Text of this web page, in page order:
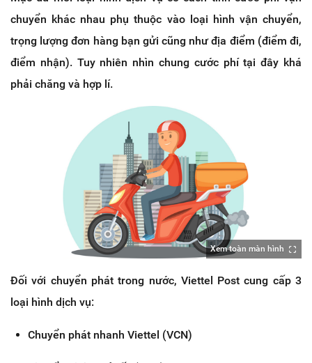
chuyển khác nhau phụ thuộc vào loại hình vận chuyển,
trọng lượng đơn hàng bạn gửi cũng như địa điểm (điểm đi,
điểm nhận). Tuy nhiên nhìn chung cước phí tại đây khá
phải chăng và hợp lí.
Xem toàn màn hình
Đối với chuyển phát trong nước, Viettel Post cung cấp 3
loại hình dịch vụ:
Chuyển phát nhanh Viettel (VCN)